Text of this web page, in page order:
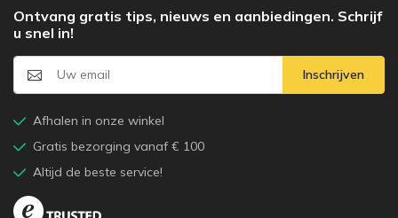
Ontvang gratis tips, nieuws en aanbiedingen. Schrijf
u snel in!
Inschrijven
Afhalen in onze winkel
Gratis bezorging vanaf € 100
Altijd de beste service!